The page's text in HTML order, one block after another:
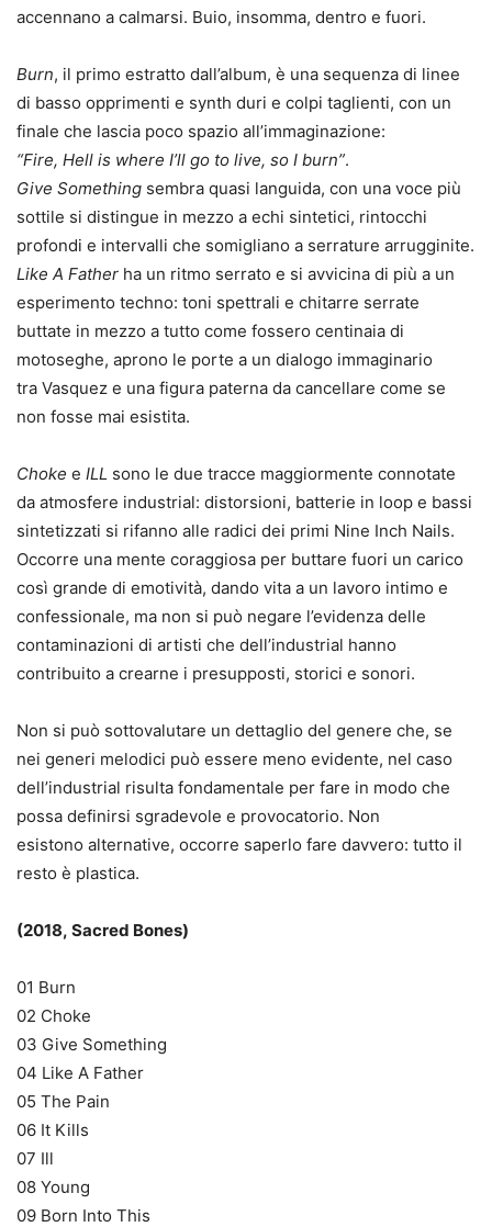
accennano a calmarsi. Buio, insomma, dentro e fuori.
Burn, il primo estratto dall’album, è una sequenza di linee
di basso opprimenti e synth duri e colpi taglienti, con un
finale che lascia poco spazio all’immaginazione:
“Fire, Hell is where I’ll go to live, so I burn”.
Give Something sembra quasi languida, con una voce più
sottile si distingue in mezzo a echi sintetici, rintocchi
profondi e intervalli che somigliano a serrature arrugginite.
Like A Father ha un ritmo serrato e si avvicina di più a un
esperimento techno: toni spettrali e chitarre serrate
buttate in mezzo a tutto come fossero centinaia di
motoseghe, aprono le porte a un dialogo immaginario
tra Vasquez e una figura paterna da cancellare come se
non fosse mai esistita.
Choke e ILL sono le due tracce maggiormente connotate
da atmosfere industrial: distorsioni, batterie in loop e bassi
sintetizzati si rifanno alle radici dei primi Nine Inch Nails.
Occorre una mente coraggiosa per buttare fuori un carico
così grande di emotività, dando vita a un lavoro intimo e
confessionale, ma non si può negare l’evidenza delle
contaminazioni di artisti che dell’industrial hanno
contribuito a crearne i presupposti, storici e sonori.
Non si può sottovalutare un dettaglio del genere che, se
nei generi melodici può essere meno evidente, nel caso
dell’industrial risulta fondamentale per fare in modo che
possa definirsi sgradevole e provocatorio. Non
esistono alternative, occorre saperlo fare davvero: tutto il
resto è plastica.
(2018, Sacred Bones)
01 Burn
02 Choke
03 Give Something
04 Like A Father
05 The Pain
06 It Kills
07 Ill
08 Young
09 Born Into This